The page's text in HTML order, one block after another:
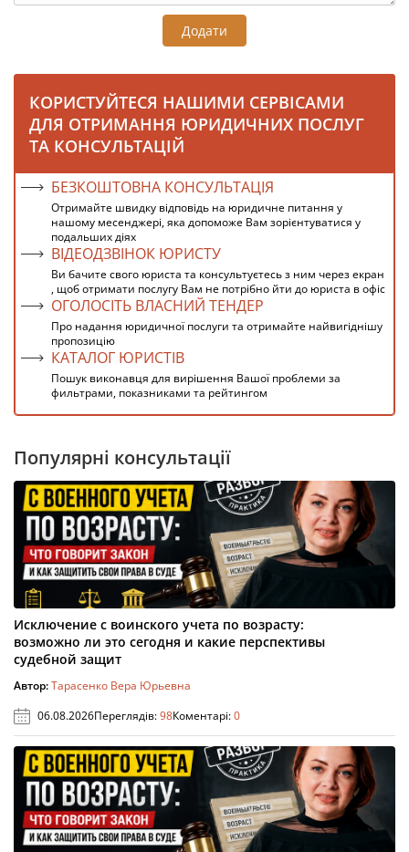
Додати
КОРИСТУЙТЕСЯ НАШИМИ СЕРВІСАМИ
ДЛЯ ОТРИМАННЯ ЮРИДИЧНИХ ПОСЛУГ
ТА КОНСУЛЬТАЦІЙ
БЕЗКОШТОВНА КОНСУЛЬТАЦІЯ
Отримайте швидку відповідь на юридичне питання у
нашому месенджері, яка допоможе Вам зорієнтуватися у
подальших діях
ВІДЕОДЗВІНОК ЮРИСТУ
Ви бачите свого юриста та консультуєтесь з ним через екран
, щоб отримати послугу Вам не потрібно йти до юриста в офіс
ОГОЛОСІТЬ ВЛАСНИЙ ТЕНДЕР
Про надання юридичної послуги та отримайте найвигіднішу
пропозицію
КАТАЛОГ ЮРИСТІВ
Пошук виконавця для вирішення Вашої проблеми за
фильтрами, показниками та рейтингом
Популярні консультації
Исключение с воинского учета по возрасту:
возможно ли это сегодня и какие перспективы
судебной защит
Автор:Тарасенко Вера Юрьевна
06.08.2026Переглядів:98Коментарі:0